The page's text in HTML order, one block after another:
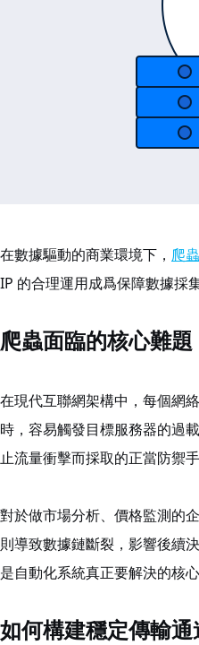
在數據驅動的商業環境下， 爬蟲
IP 的合理運用成爲保障數據採
爬蟲面臨的核心難題
在現代互聯網架構中，每個網
時，容易觸發目標服務器的過
止流量衝擊而採取的正當防禦手
對於做市場分析、價格監測的
則導致數據鏈斷裂，影響後續
是自動化系統真正要解決的核心
如何構建穩定傳輸通